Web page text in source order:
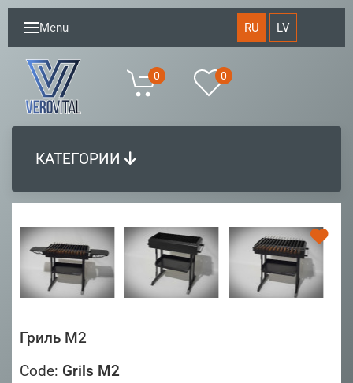
Menu RU LV
0 0
КАТЕГОРИИ
Гриль М2
Code: Grils M2